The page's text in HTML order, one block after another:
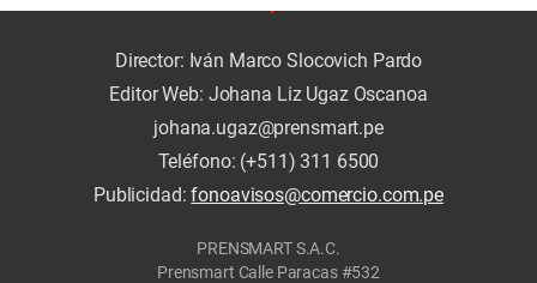
Director: Iván Marco Slocovich Pardo
Editor Web: Johana Liz Ugaz Oscanoa
johana.ugaz@prensmart.pe
Teléfono: (+511) 311 6500
Publicidad:fonoavisos@comercio.com.pe
PRENSMART S.A.C.
Prensmart Calle Paracas #532